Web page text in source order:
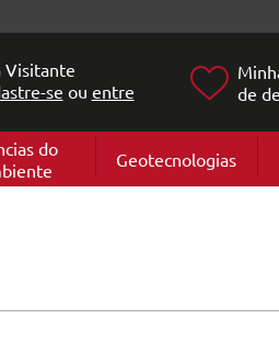
Visitante
se ou entre
de
do
Geotecnologias